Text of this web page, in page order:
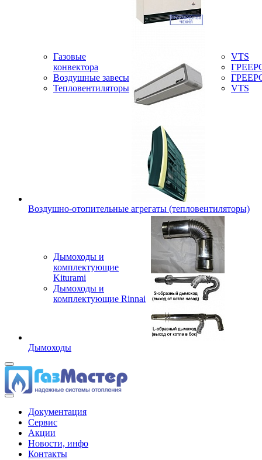
Газовые
конвектора
Воздушные завесы
Тепловентиляторы
VTS
VTS
Воздушно-отопительные агрегаты (тепловентиляторы)
Дымоходы и
комплектующие
Kiturami
Дымоходы и
комплектующие Rinnai
Дымоходы
Документация
Сервис
Акции
Новости, инфо
Контакты